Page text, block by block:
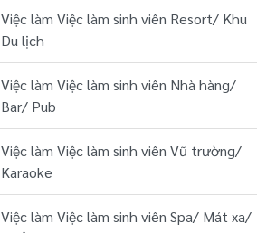
Việc làm Việc làm sinh viên Resort/ Khu
Du lịch
Việc làm Việc làm sinh viên Nhà hàng/
Bar/ Pub
Việc làm Việc làm sinh viên Vũ trường/
Karaoke
Việc làm Việc làm sinh viên Spa/ Mát xa/